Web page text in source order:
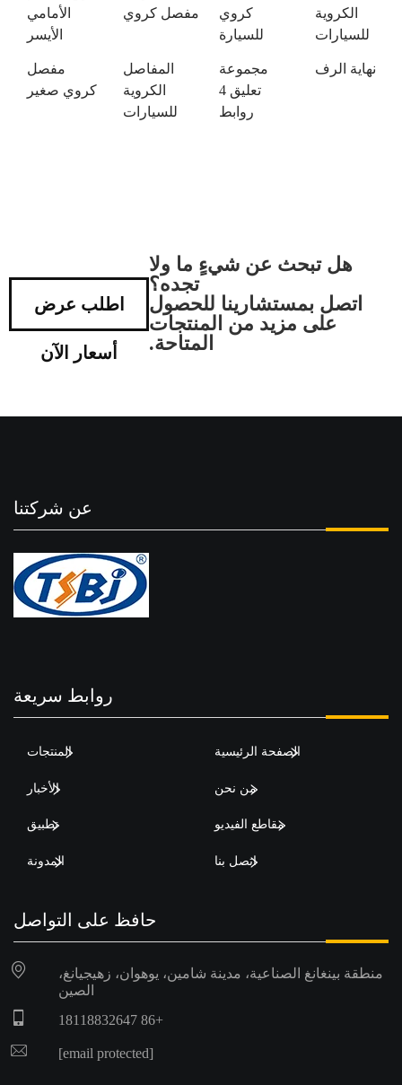
الكروية
للسيارات
كروي
للسيارة
مفصل كروي
الأمامي
الأيسر
نهاية الرف
مجموعة
تعليق 4
روابط
المفاصل
الكروية
للسيارات
مفصل
كروي صغير
هل تبحث عن شيءٍ ما ولا
تجده؟
اتصل بمستشارينا للحصول
على مزيد من المنتجات
المتاحة.
اطلب عرض
أسعار الآن
عن شركتنا
روابط سريعة
الصفحة الرئيسية المنتجات
من نحن الأخبار
مقاطع الفيديو تطبيق
اتصل بنا المدونة
حافظ على التواصل
منطقة بينغانغ الصناعية، مدينة شامين، يوهوان، زهيجيانغ،
الصين
+86 18118832647
[email protected]